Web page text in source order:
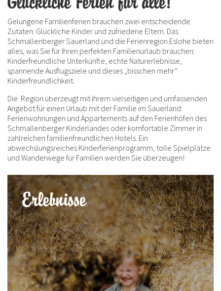
Gelungene Familienferien brauchen zwei entscheidende
Zutaten: Glückliche Kinder und zufriedene Eltern. Das
Schmallenberger Sauerland und die Ferienregion Eslohe bieten
alles, was Sie für Ihren perfekten Familienurlaub brauchen:
Kinderfreundliche Unterkünfte, echte Naturerlebnisse,
spannende Ausflugsziele und dieses „bisschen mehr“
Kinderfreundlichkeit.
Die Region überzeugt mit ihrem vielseitigen und umfassenden
Angebot für einen Urlaub mit der Familie im Sauerland:
Ferienwohnungen und Appartements auf den Ferienhöfen des
Schmallenberger Kinderlandes oder komfortable Zimmer in
zahlreichen familienfreundlichen Hotels. Ein
abwechslungsreiches Kinderferienprogramm, tolle Spielplätze
und Wanderwege für Familien werden Sie überzeugen!
Erlebnisse